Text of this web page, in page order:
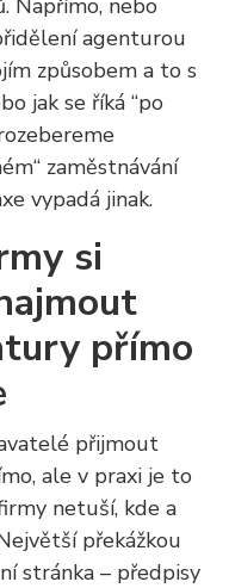
agenturou
způsobem a to s
jak se říká “po
zaměstnávání
vypadá jinak.
si
přímo
přijmout
ale v praxi je to
netuší, kde a
překážkou
stránka – předpisy